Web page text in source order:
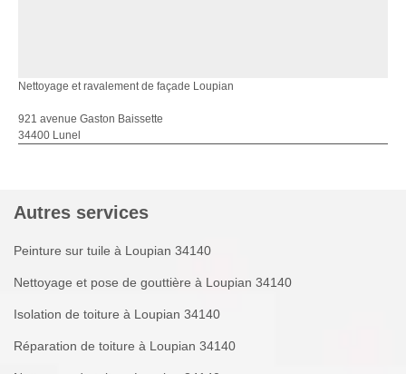
Nettoyage et ravalement de façade Loupian
921 avenue Gaston Baissette
34400 Lunel
Autres services
Peinture sur tuile à Loupian 34140
Nettoyage et pose de gouttière à Loupian 34140
Isolation de toiture à Loupian 34140
Réparation de toiture à Loupian 34140